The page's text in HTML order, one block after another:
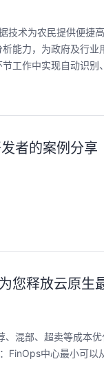
技术为农民提供便捷
能力，为政府及行业
工作中实现自动识别
者的案例分享
您释放云原生
混部、超卖等成本优
中心最小可以